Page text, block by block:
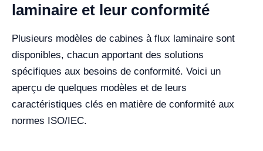
laminaire et leur conformité
Plusieurs modèles de cabines à flux laminaire sont
disponibles, chacun apportant des solutions
spécifiques aux besoins de conformité. Voici un
aperçu de quelques modèles et de leurs
caractéristiques clés en matière de conformité aux
normes ISO/IEC.